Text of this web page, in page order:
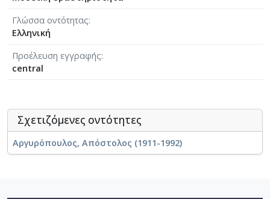
Γλώσσα οντότητας
Ελληνική
Προέλευση εγγραφής
central
Σχετιζόμενες οντότητες
Αργυρόπουλος, Απόστολος (1911-1992)